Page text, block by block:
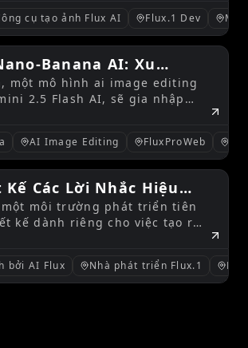
cụ tạo ảnh Flux AI Flux.1 Dev Mô
Banana AI: Xu
theo trong Ai image
2.5 Flash AI
một mô hình ai image editing
2.5 Flash AI, sẽ gia nhập
nhất để sử dụng ngay bây
AI Image Editing FluxProWeb
Kế Các Lời Nhắc Hiệu
Dev
một môi trường phát triển tiên
kế dành riêng cho việc tạo ra
bởi AI Flux Nhà phát triển Flux.1 Mô